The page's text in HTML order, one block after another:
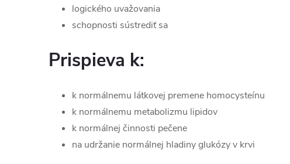
logického uvažovania
schopnosti sústrediť sa
Prispieva k:
k normálnemu látkovej premene homocysteínu
k normálnemu metabolizmu lipidov
k normálnej činnosti pečene
na udržanie normálnej hladiny glukózy v krvi